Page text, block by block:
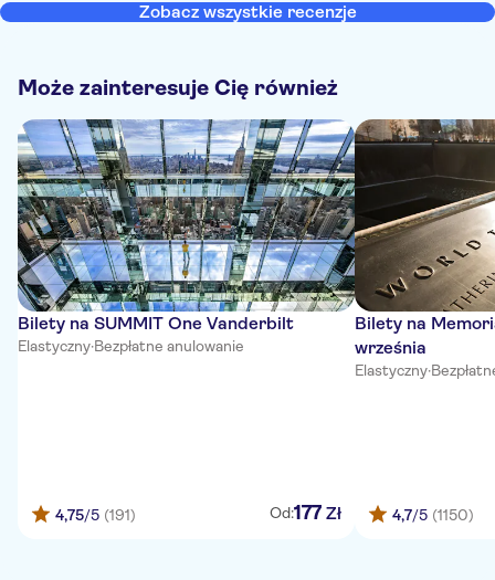
Zobacz wszystkie recenzje
Może zainteresuje Cię również
Bilety na SUMMIT One Vanderbilt
Elastyczny·Bezpłatne anulowanie
4,75/5 (191) Od:177 Zł
Bilety na
września
Elastyczny·
4,7/5 (1150)